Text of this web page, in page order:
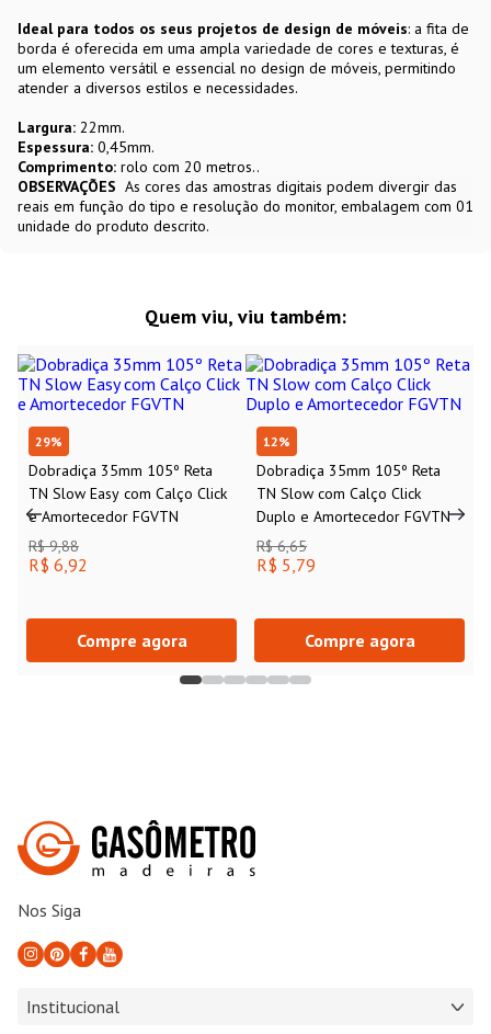
Ideal para todos os seus projetos de design de móveis: a fita de
borda é oferecida em uma ampla variedade de cores e texturas, é
um elemento versátil e essencial no design de móveis, permitindo
atender a diversos estilos e necessidades.
Largura: 22mm.
Espessura: 0,45mm.
Comprimento: rolo com 20 metros..
OBSERVAÇÕES As cores das amostras digitais podem divergir das
reais em função do tipo e resolução do monitor, embalagem com 01
unidade do produto descrito.
Quem viu, viu também:
29%
Dobradiça 35mm 105º Reta
TN Slow Easy com Calço Click
e Amortecedor FGVTN
R$ 9,88
R$ 6,92
Compre agora
12%
Dobradiça 35mm 105º Reta
TN Slow com Calço Click
Duplo e Amortecedor FGVTN
R$ 6,65
R$ 5,79
Compre agora
Nos Siga
Institucional